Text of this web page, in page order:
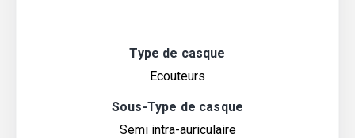
Type de casque
Ecouteurs
Sous-Type de casque
Semi intra-auriculaire